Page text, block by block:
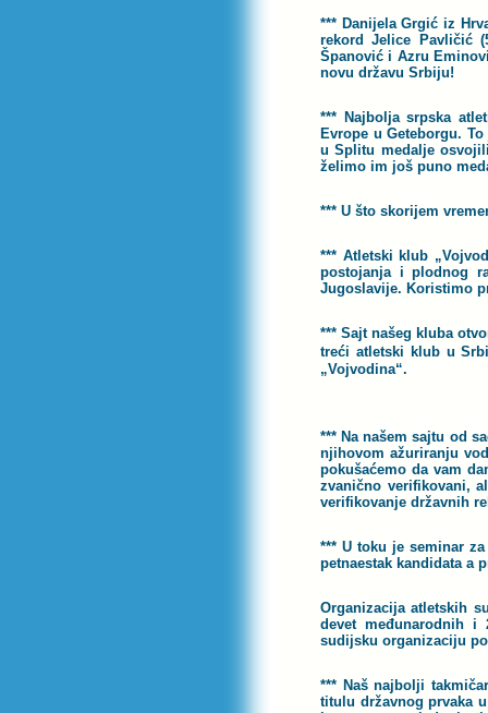
*** Danijela Grgić iz
rekord Jelice Pavličić
Španović i Azru
novu državu Srbiju!
*** Najbolja srpska
Evrope u Geteborgu.
u Splitu medalje
želimo im još puno
*** U što skorijem
*** Atletski klub
postojanja i plodnog
Jugoslavije. Koristimo
*** Sajt našeg kluba
treći atletski klub u
„Vojvodina“.
*** Na našem sajtu od
njihovom ažuriranju
pokušaćemo da vam
zvanično verifikovani,
verifikovanje državnih
*** U toku je seminar
petnaestak kandidata a
Organizacija atletskih
devet međunarodnih i
sudijsku organizaciju
*** Naš najbolji
titulu državnog prvaka